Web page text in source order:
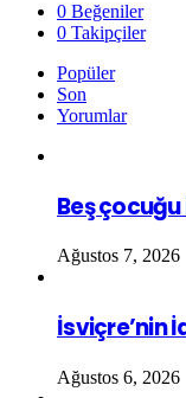
0 Beğeniler
0 Takipçiler
Popüler
Son
Yorumlar
Beş çocuğu
Ağustos 7, 2026
İsviçre’nin
Ağustos 6, 2026